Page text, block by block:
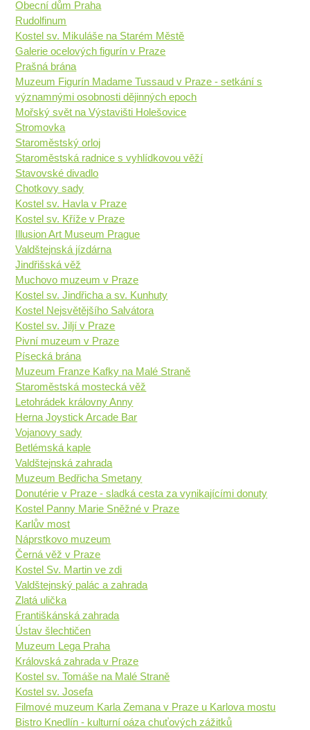
Obecní dům Praha
Rudolfinum
Kostel sv. Mikuláše na Starém Městě
Galerie ocelových figurín v Praze
Prašná brána
Muzeum Figurín Madame Tussaud v Praze - setkání s
významnými osobnosti dějinných epoch
Mořský svět na Výstavišti Holešovice
Stromovka
Staroměstský orloj
Staroměstská radnice s vyhlídkovou věží
Stavovské divadlo
Chotkovy sady
Kostel sv. Havla v Praze
Kostel sv. Kříže v Praze
Illusion Art Museum Prague
Valdštejnská jízdárna
Jindřišská věž
Muchovo muzeum v Praze
Kostel sv. Jindřicha a sv. Kunhuty
Kostel Nejsvětějšího Salvátora
Kostel sv. Jiljí v Praze
Pivní muzeum v Praze
Písecká brána
Muzeum Franze Kafky na Malé Straně
Staroměstská mostecká věž
Letohrádek královny Anny
Herna Joystick Arcade Bar
Vojanovy sady
Betlémská kaple
Valdštejnská zahrada
Muzeum Bedřicha Smetany
Donutérie v Praze - sladká cesta za vynikajícími donuty
Kostel Panny Marie Sněžné v Praze
Karlův most
Náprstkovo muzeum
Černá věž v Praze
Kostel Sv. Martin ve zdi
Valdštejnský palác a zahrada
Zlatá ulička
Františkánská zahrada
Ústav šlechtičen
Muzeum Lega Praha
Královská zahrada v Praze
Kostel sv. Tomáše na Malé Straně
Kostel sv. Josefa
Filmové muzeum Karla Zemana v Praze u Karlova mostu
Bistro Knedlín - kulturní oáza chuťových zážitků